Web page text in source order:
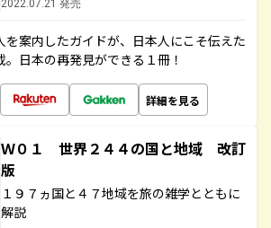
2022.07.21 発売
を案内したガイドが、日本人にこそ伝えた
日本の再発見ができる１冊！
詳細を見る
Ｗ０１ 世界２４４の国と地域 改訂
版
１９７ヵ国と４７地域を旅の雑学とともに
解説